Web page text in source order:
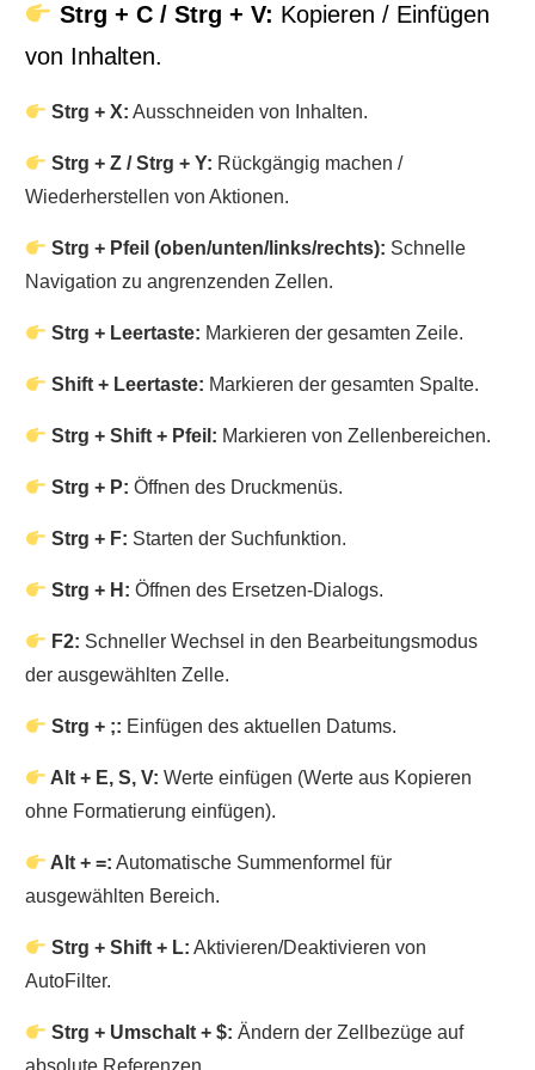
Strg + C / Strg + V: Kopieren / Einfügen
von Inhalten.
Strg + X: Ausschneiden von Inhalten.
Strg + Z / Strg + Y: Rückgängig machen /
Wiederherstellen von Aktionen.
Strg + Pfeil (oben/unten/links/rechts): Schnelle
Navigation zu angrenzenden Zellen.
Strg + Leertaste: Markieren der gesamten Zeile.
Shift + Leertaste: Markieren der gesamten Spalte.
Strg + Shift + Pfeil: Markieren von Zellenbereichen.
Strg + P: Öffnen des Druckmenüs.
Strg + F: Starten der Suchfunktion.
Strg + H: Öffnen des Ersetzen-Dialogs.
F2: Schneller Wechsel in den Bearbeitungsmodus
der ausgewählten Zelle.
Strg + ;: Einfügen des aktuellen Datums.
Alt + E, S, V: Werte einfügen (Werte aus Kopieren
ohne Formatierung einfügen).
Alt + =: Automatische Summenformel für
ausgewählten Bereich.
Strg + Shift + L: Aktivieren/Deaktivieren von
AutoFilter.
Strg + Umschalt + $: Ändern der Zellbezüge auf
absolute Referenzen.